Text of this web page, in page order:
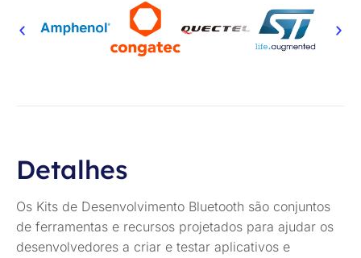
Detalhes
Os Kits de Desenvolvimento Bluetooth são conjuntos
de ferramentas e recursos projetados para ajudar os
desenvolvedores a criar e testar aplicativos e